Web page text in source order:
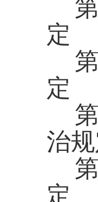
第
定
第
定
第
治
第
定